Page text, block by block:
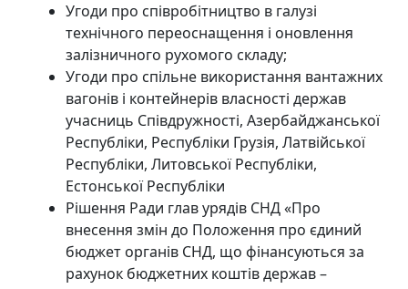
Угоди про співробітництво в галузі
технічного переоснащення і оновлення
залізничного рухомого складу;
Угоди про спільне використання вантажних
вагонів і контейнерів власності держав
учасниць Співдружності, Азербайджанської
Республіки, Республіки Грузія, Латвійської
Республіки, Литовської Республіки,
Естонської Республіки
Рішення Ради глав урядів СНД «Про
внесення змін до Положення про єдиний
бюджет органів СНД, що фінансуються за
рахунок бюджетних коштів держав –